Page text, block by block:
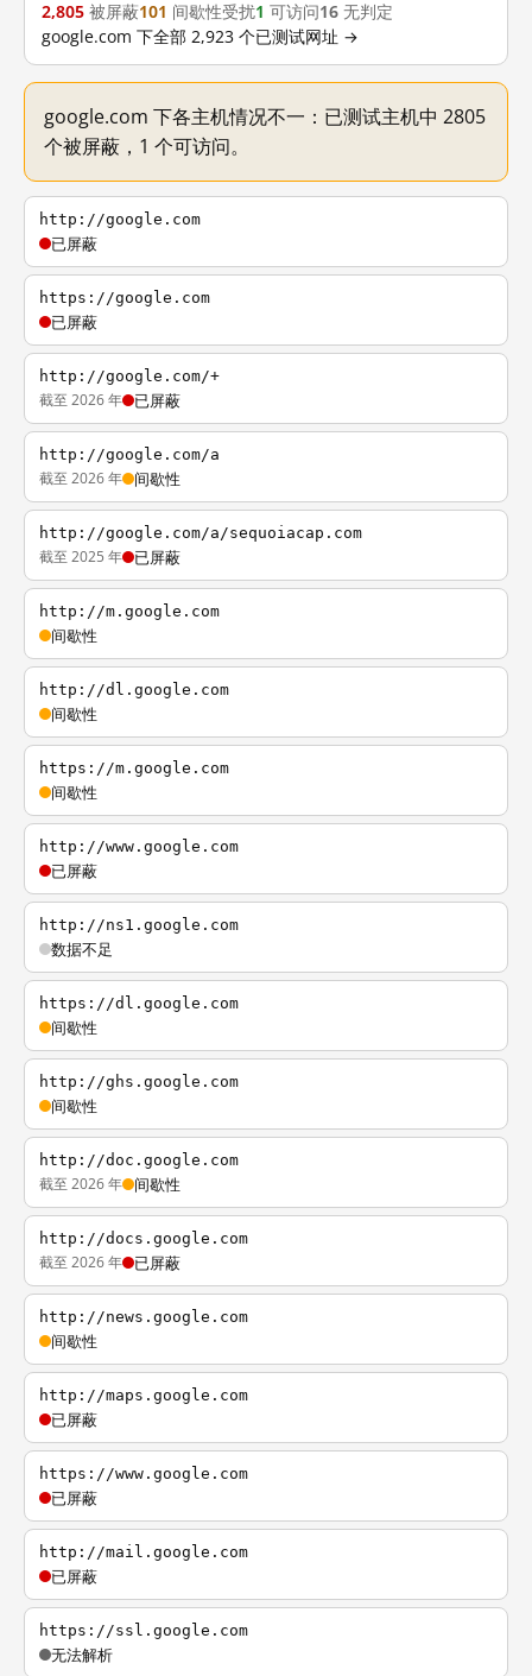
2,805 被屏蔽101 间歇性受扰1 可访问16 无判定
google.com 下全部 2,923 个已测试网址 →
google.com 下各主机情况不一：已测试主机中 2805
个被屏蔽，1 个可访问。
http://google.com
已屏蔽
https://google.com
已屏蔽
http://google.com/+
截至 2026 年 已屏蔽
http://google.com/a
截至 2026 年 间歇性
http://google.com/a/sequoiacap.com
截至 2025 年 已屏蔽
http://m.google.com
间歇性
http://dl.google.com
间歇性
https://m.google.com
间歇性
http://www.google.com
已屏蔽
http://ns1.google.com
数据不足
https://dl.google.com
间歇性
http://ghs.google.com
间歇性
http://doc.google.com
截至 2026 年 间歇性
http://docs.google.com
截至 2026 年 已屏蔽
http://news.google.com
间歇性
http://maps.google.com
已屏蔽
https://www.google.com
已屏蔽
http://mail.google.com
已屏蔽
https://ssl.google.com
无法解析